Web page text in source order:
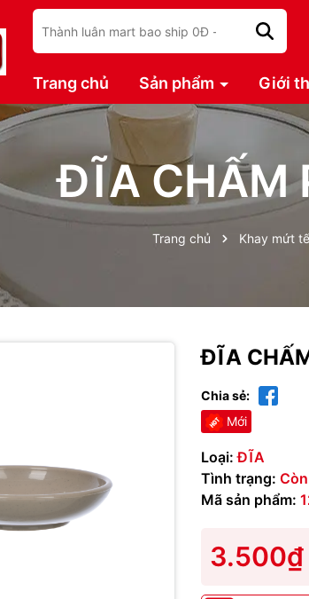
Trang chủ Sản phẩm Giới
ĐĨA CHẤM
Trang chủ Khay mứt
ĐĨA
Chia sẻ:
Mới
Loại: ĐĨA
Tình trạng:
Mã sản phẩm:
3.500₫